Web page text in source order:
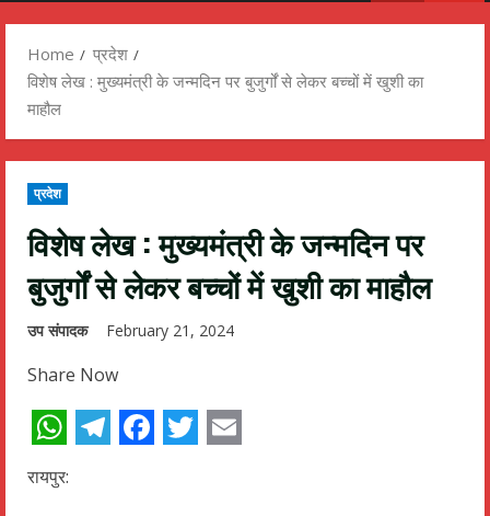
Home
प्रदेश
विशेष लेख : मुख्यमंत्री के जन्मदिन पर बुजुर्गों से लेकर बच्चों में खुशी का
माहौल
प्रदेश
विशेष लेख : मुख्यमंत्री के जन्मदिन पर
बुजुर्गों से लेकर बच्चों में खुशी का माहौल
उप संपादक February 21, 2024
Share Now
WhatsApp
रायपुर: